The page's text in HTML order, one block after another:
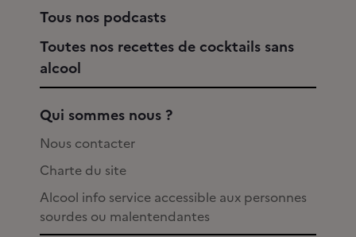
Tous nos podcasts
Toutes nos recettes de cocktails sans
alcool
Qui sommes nous ?
Nous contacter
Charte du site
Alcool info service accessible aux personnes
sourdes ou malentendantes